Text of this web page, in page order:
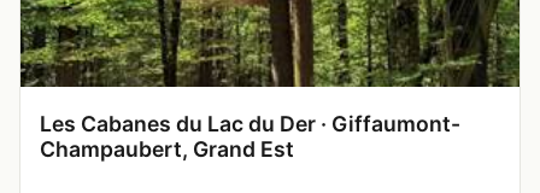
Les Cabanes du Lac du Der · Giffaumont-
Champaubert, Grand Est